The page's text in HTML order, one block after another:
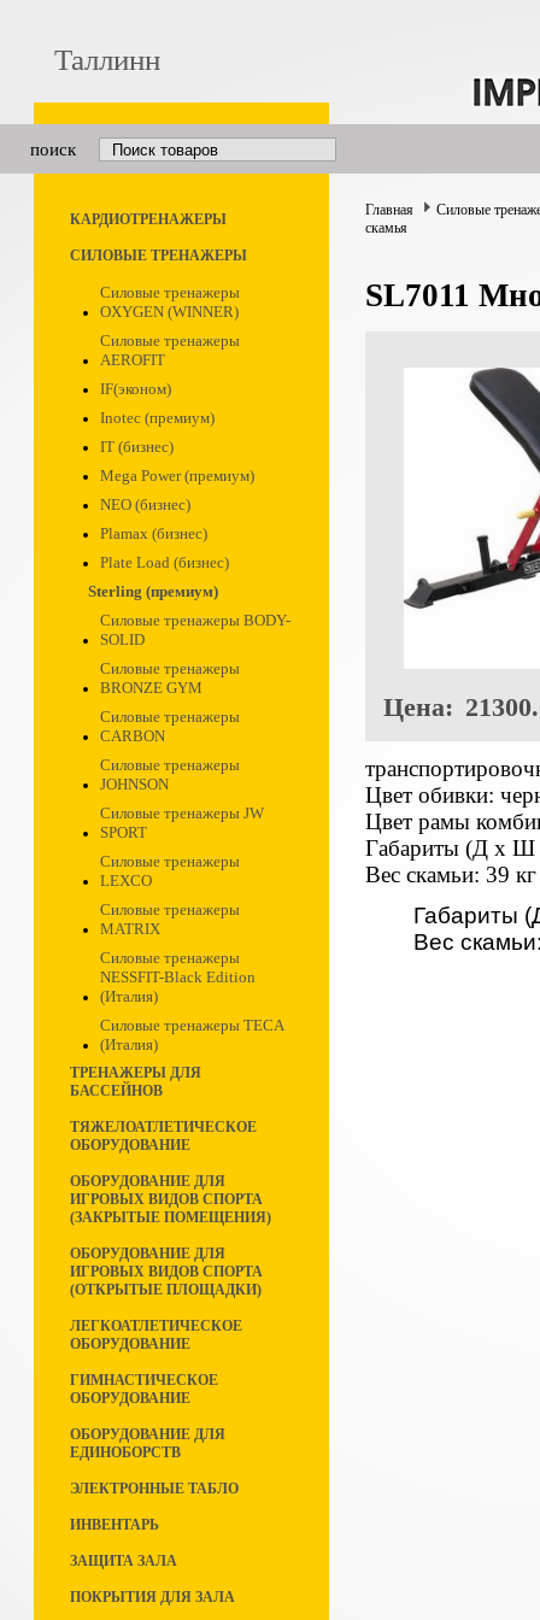
Таллинн
поиск
КАРДИОТРЕНАЖЕРЫ
СИЛОВЫЕ ТРЕНАЖЕРЫ
Силовые тренажеры
OXYGEN (WINNER)
Силовые тренажеры
AEROFIT
IF(эконом)
Inotec (премиум)
IT (бизнес)
Mega Power (премиум)
NEO (бизнес)
Plamax (бизнес)
Plate Load (бизнес)
Sterling (премиум)
Силовые тренажеры BODY-
SOLID
Силовые тренажеры
BRONZE GYM
Силовые тренажеры
CARBON
Силовые тренажеры
JOHNSON
Силовые тренажеры JW
SPORT
Силовые тренажеры
LEXCO
Силовые тренажеры
MATRIX
Силовые тренажеры
NESSFIT-Black Edition
(Италия)
Силовые тренажеры TECA
(Италия)
ТРЕНАЖЕРЫ ДЛЯ
БАССЕЙНОВ
ТЯЖЕЛОАТЛЕТИЧЕСКОЕ
ОБОРУДОВАНИЕ
ОБОРУДОВАНИЕ ДЛЯ
ИГРОВЫХ ВИДОВ СПОРТА
(ЗАКРЫТЫЕ ПОМЕЩЕНИЯ)
ОБОРУДОВАНИЕ ДЛЯ
ИГРОВЫХ ВИДОВ СПОРТА
(ОТКРЫТЫЕ ПЛОЩАДКИ)
ЛЕГКОАТЛЕТИЧЕСКОЕ
ОБОРУДОВАНИЕ
ГИМНАСТИЧЕСКОЕ
ОБОРУДОВАНИЕ
ОБОРУДОВАНИЕ ДЛЯ
ЕДИНОБОРСТВ
ЭЛЕКТРОННЫЕ ТАБЛО
ИНВЕНТАРЬ
ЗАЩИТА ЗАЛА
ПОКРЫТИЯ ДЛЯ ЗАЛА
Главная
Силовые
скамья
SL7011
Цена:
Цвет обивки:
Цвет рамы
Габариты (Д х Ш
Вес скамьи: 39 кг
Габариты
Вес